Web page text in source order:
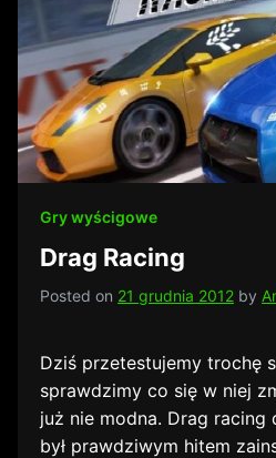
Gry wyścigowe
Drag Racing
Posted on 21 grudnia 2012 by
Dziś przetestujemy trochę
sprawdzimy co się w niej
już nie modna. Drag
był prawdziwym hitem